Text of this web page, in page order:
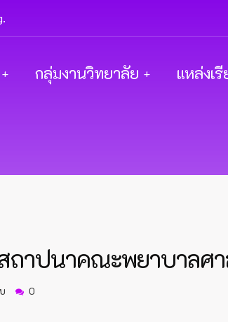
กลุ่มงานวิทยาลัย แหล่งเ
าปนาคณะพยาบาลศ
0